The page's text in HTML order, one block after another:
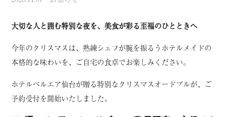
大切な人と囲む特別な夜を、美食が彩る至福のひとときへ
今年のクリスマスは、熟練シェフが腕を振るうホテルメイドの
本格的な味わいを、ご自宅の食卓でお楽しみください。
ホテルベルエア仙台が贈る特別なクリスマスオードブルが、ご
予約受付を開始いたしました。